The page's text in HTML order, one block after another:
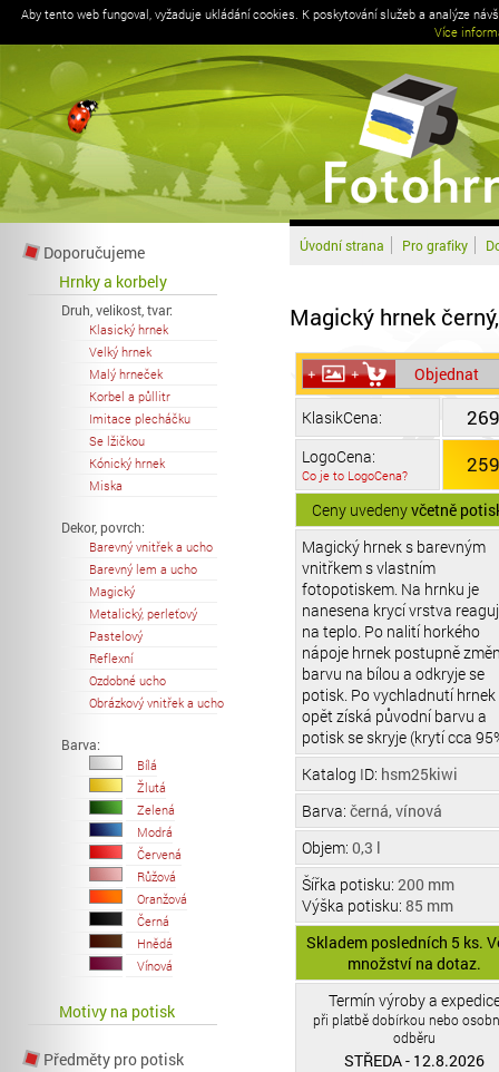
Aby tento web fungoval, vyžaduje ukládání cookies. K poskytování služeb a analýze
Více
Doporučujeme
Hrnky a korbely
Druh, velikost, tvar:
Klasický hrnek
Velký hrnek
Malý hrneček
Korbel a půllitr
Imitace plecháčku
Se lžičkou
Kónický hrnek
Miska
Dekor, povrch:
Barevný vnitřek a ucho
Barevný lem a ucho
Magický
Metalický, perleťový
Pastelový
Reflexní
Ozdobné ucho
Obrázkový vnitřek a ucho
Barva:
Bílá
Žlutá
Zelená
Modrá
Červená
Růžová
Oranžová
Černá
Hnědá
Vínová
Motivy na potisk
Předměty pro potisk
Úvodní strana Pro grafiky
Magický hrnek
Objednat
KlasikCena:
LogoCena:
Co je to LogoCena?
Ceny uvedenyvčetně
Magický hrnek s barevným
vnitřkem s vlastním
fotopotiskem. Na hrnku je
nanesena krycí vrstva
na teplo. Po nalití horkého
nápoje hrnek postupně
barvu na bílou a odkryje se
potisk. Po vychladnutí hrnek
opět získá původní barvu a
potisk se skryje (krytí cca
Katalog ID: hsm25kiwi
Barva: černá, vínová
Objem: 0,3 l
Šířka potisku: 200 mm
Výška potisku: 85 mm
Skladem posledních 5 ks.
množství na dotaz.
Termín výroby a
při platbě dobírkou nebo
odběru
STŘEDA - 12.8.2026